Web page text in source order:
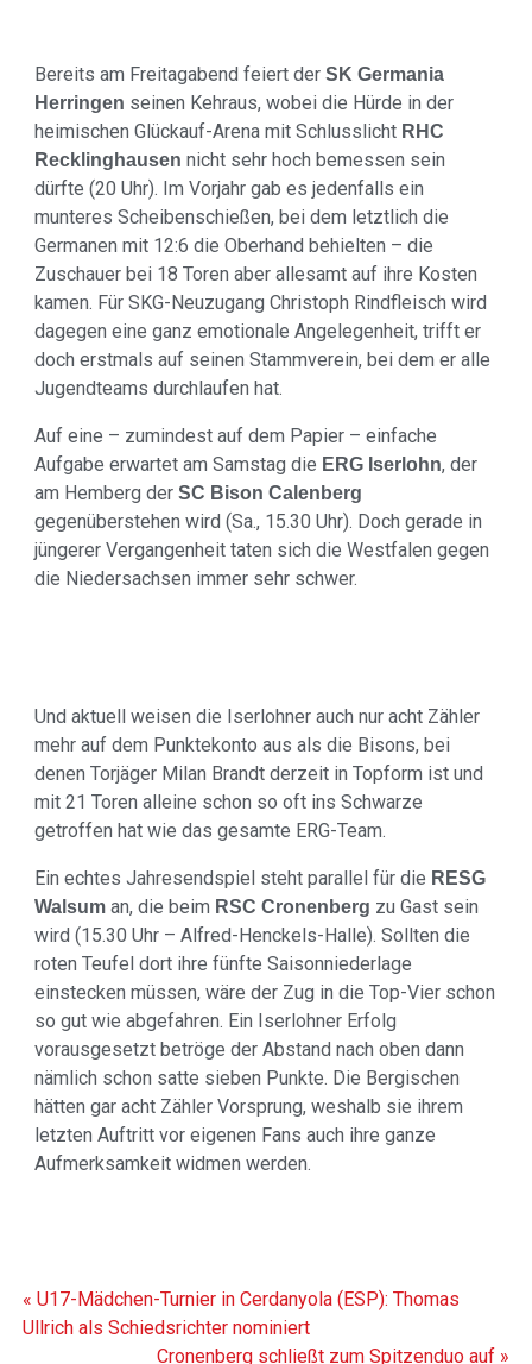
Bereits am Freitagabend feiert derSK Germania
Herringen seinen Kehraus, wobei die Hürde in der
heimischen Glückauf-Arena mit Schlusslicht RHC
Recklinghausen nicht sehr hoch bemessen sein
dürfte (20 Uhr). Im Vorjahr gab es jedenfalls ein
munteres Scheibenschießen, bei dem letztlich die
Germanen mit 12:6 die Oberhand behielten – die
Zuschauer bei 18 Toren aber allesamt auf ihre Kosten
kamen. Für SKG-Neuzugang Christoph Rindfleisch wird
dagegen eine ganz emotionale Angelegenheit, trifft er
doch erstmals auf seinen Stammverein, bei dem er alle
Jugendteams durchlaufen hat.
Auf eine – zumindest auf dem Papier – einfache
Aufgabe erwartet am Samstag die ERG Iserlohn, der
am Hemberg derSC Bison Calenberg
gegenüberstehen wird (Sa., 15.30 Uhr). Doch gerade in
jüngerer Vergangenheit taten sich die Westfalen gegen
die Niedersachsen immer sehr schwer.
Und aktuell weisen die Iserlohner auch nur acht Zähler
mehr auf dem Punktekonto aus als die Bisons, bei
denen Torjäger Milan Brandt derzeit in Topform ist und
mit 21 Toren alleine schon so oft ins Schwarze
getroffen hat wie das gesamte ERG-Team.
Ein echtes Jahresendspiel steht parallel für die RESG
Walsum an, die beim RSC Cronenberg zu Gast sein
wird (15.30 Uhr – Alfred-Henckels-Halle). Sollten die
roten Teufel dort ihre fünfte Saisonniederlage
einstecken müssen, wäre der Zug in die Top-Vier schon
so gut wie abgefahren. Ein Iserlohner Erfolg
vorausgesetzt betröge der Abstand nach oben dann
nämlich schon satte sieben Punkte. Die Bergischen
hätten gar acht Zähler Vorsprung, weshalb sie ihrem
letzten Auftritt vor eigenen Fans auch ihre ganze
Aufmerksamkeit widmen werden.
« U17-Mädchen-Turnier in Cerdanyola (ESP): Thomas
Ullrich als Schiedsrichter nominiert
Cronenberg schließt zum Spitzenduo auf »